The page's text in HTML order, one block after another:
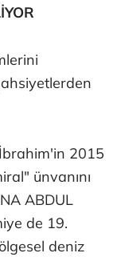
2015
ünvanını
ABDUL
de 19.
deniz